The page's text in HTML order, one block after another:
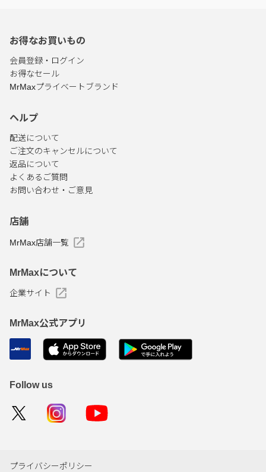
お得なお買いもの
会員登録・ログイン
お得なセール
MrMaxプライベートブランド
ヘルプ
配送について
ご注文のキャンセルについて
返品について
よくあるご質問
お問い合わせ・ご意見
店舗
MrMax店舗一覧
MrMaxについて
企業サイト
MrMax公式アプリ
Follow us
プライバシーポリシー